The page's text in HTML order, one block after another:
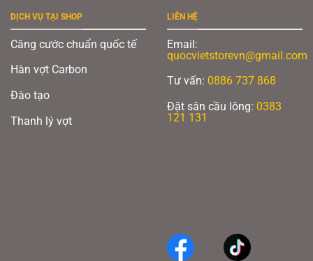
DỊCH VỤ TẠI SHOP
Căng cước chuẩn quốc tế
Hàn vợt Carbon
Đào tạo
Thanh lý vợt
LIÊN HỆ
Email:
quocvietstorevn@gmail.com
Tư vấn: 0886 737 868
Đặt sân cầu lông: 0383
121 131